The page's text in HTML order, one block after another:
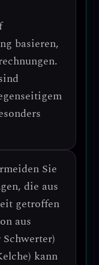
basieren,
Sie
die aus
getroffen
aus
kann